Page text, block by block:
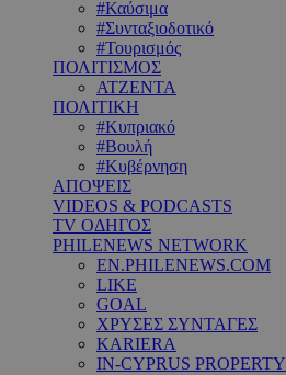
#Καύσιμα
#Συνταξιοδοτικό
#Τουρισμός
ΠΟΛΙΤΙΣΜΟΣ
ΑΤΖΕΝΤΑ
ΠΟΛΙΤΙΚΗ
#Κυπριακό
#Βουλή
#Κυβέρνηση
ΑΠΟΨΕΙΣ
VIDEOS & PODCASTS
TV ΟΔΗΓΟΣ
PHILENEWS NETWORK
EN.PHILENEWS.COM
LIKE
GOAL
ΧΡΥΣΕΣ ΣΥΝΤΑΓΕΣ
KARIERA
IN-CYPRUS PROPERTY